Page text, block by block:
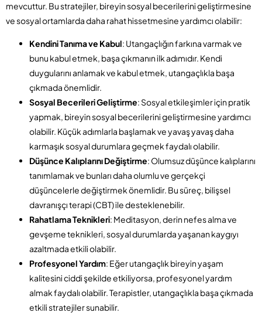
mevcuttur. Bu stratejiler, bireyin sosyal becerilerini geliştirmesine
ve sosyal ortamlarda daha rahat hissetmesine yardımcı olabilir:
Kendini Tanıma ve Kabul: Utangaçlığın farkına varmak ve
bunu kabul etmek, başa çıkmanın ilk adımıdır. Kendi
duygularını anlamak ve kabul etmek, utangaçlıkla başa
çıkmada önemlidir.
Sosyal Becerileri Geliştirme: Sosyal etkileşimler için pratik
yapmak, bireyin sosyal becerilerini geliştirmesine yardımcı
olabilir. Küçük adımlarla başlamak ve yavaş yavaş daha
karmaşık sosyal durumlara geçmek faydalı olabilir.
Düşünce Kalıplarını Değiştirme: Olumsuz düşünce kalıplarını
tanımlamak ve bunları daha olumlu ve gerçekçi
düşüncelerle değiştirmek önemlidir. Bu süreç, bilişsel
davranışçı terapi (CBT) ile desteklenebilir.
Rahatlama Teknikleri: Meditasyon, derin nefes alma ve
gevşeme teknikleri, sosyal durumlarda yaşanan kaygıyı
azaltmada etkili olabilir.
Profesyonel Yardım: Eğer utangaçlık bireyin yaşam
kalitesini ciddi şekilde etkiliyorsa, profesyonel yardım
almak faydalı olabilir. Terapistler, utangaçlıkla başa çıkmada
etkili stratejiler sunabilir.